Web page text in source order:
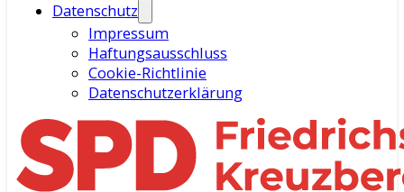
Datenschutz
Impressum
Haftungsausschluss
Cookie-Richtlinie
Datenschutzerklärung